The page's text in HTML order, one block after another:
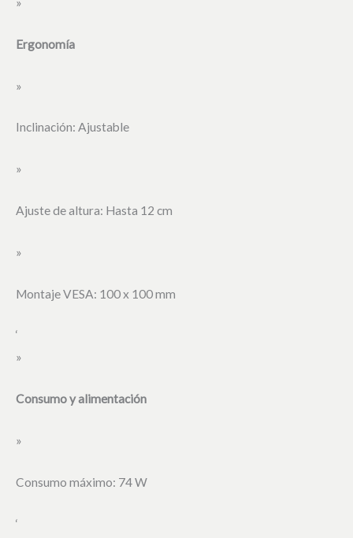
Ergonomía
»
Inclinación: Ajustable
»
Ajuste de altura: Hasta 12 cm
»
Montaje VESA: 100 x 100 mm
‘
»
Consumo y alimentación
»
Consumo máximo: 74 W
‘